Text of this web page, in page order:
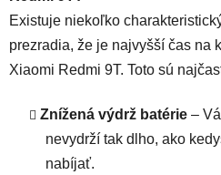
Existuje niekoľko
prezradia, že je najvyšší čas na
Xiaomi Redmi 9T. Toto sú
Znížená výdrž batérie –
nevydrží tak dlho, ako
nabíjať.